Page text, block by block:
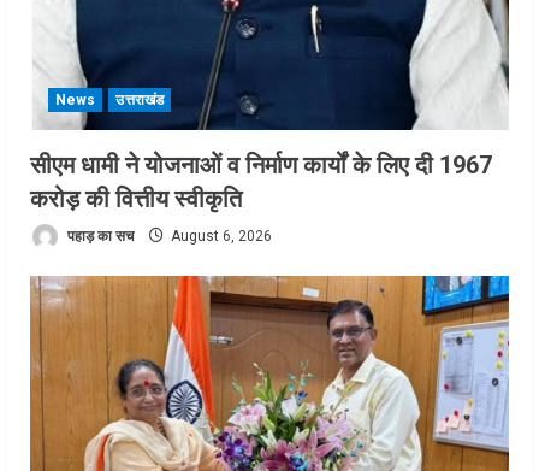
News उत्तराखंड
सीएम धामी ने योजनाओं व निर्माण कार्यों के लिए दी 1967
करोड़ की वित्तीय स्वीकृति
पहाड़ का सच August 6, 2026